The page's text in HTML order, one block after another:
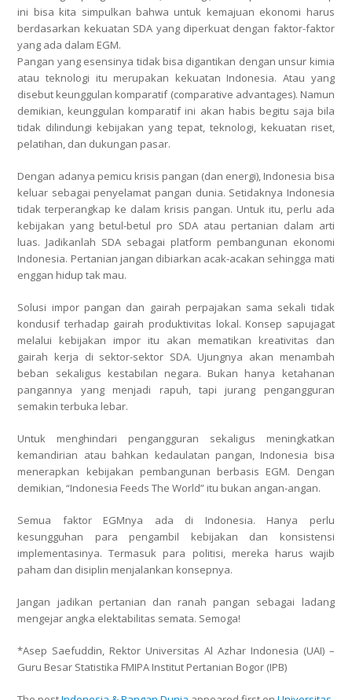
ini bisa kita simpulkan bahwa untuk kemajuan ekonomi harus
berdasarkan kekuatan SDA yang diperkuat dengan faktor-faktor
yang ada dalam EGM.
Pangan yang esensinya tidak bisa digantikan dengan unsur kimia
atau teknologi itu merupakan kekuatan Indonesia. Atau yang
disebut keunggulan komparatif (comparative advantages). Namun
demikian, keunggulan komparatif ini akan habis begitu saja bila
tidak dilindungi kebijakan yang tepat, teknologi, kekuatan riset,
pelatihan, dan dukungan pasar.
Dengan adanya pemicu krisis pangan (dan energi), Indonesia bisa
keluar sebagai penyelamat pangan dunia. Setidaknya Indonesia
tidak terperangkap ke dalam krisis pangan. Untuk itu, perlu ada
kebijakan yang betul-betul pro SDA atau pertanian dalam arti
luas. Jadikanlah SDA sebagai platform pembangunan ekonomi
Indonesia. Pertanian jangan dibiarkan acak-acakan sehingga mati
enggan hidup tak mau.
Solusi impor pangan dan gairah perpajakan sama sekali tidak
kondusif terhadap gairah produktivitas lokal. Konsep sapujagat
melalui kebijakan impor itu akan mematikan kreativitas dan
gairah kerja di sektor-sektor SDA. Ujungnya akan menambah
beban sekaligus kestabilan negara. Bukan hanya ketahanan
pangannya yang menjadi rapuh, tapi jurang pengangguran
semakin terbuka lebar.
Untuk menghindari pengangguran sekaligus meningkatkan
kemandirian atau bahkan kedaulatan pangan, Indonesia bisa
menerapkan kebijakan pembangunan berbasis EGM. Dengan
demikian, “Indonesia Feeds The World” itu bukan angan-angan.
Semua faktor EGMnya ada di Indonesia. Hanya perlu
kesungguhan para pengambil kebijakan dan konsistensi
implementasinya. Termasuk para politisi, mereka harus wajib
paham dan disiplin menjalankan konsepnya.
Jangan jadikan pertanian dan ranah pangan sebagai ladang
mengejar angka elektabilitas semata. Semoga!
*Asep Saefuddin, Rektor Universitas Al Azhar Indonesia (UAI) –
Guru Besar Statistika FMIPA Institut Pertanian Bogor (IPB)